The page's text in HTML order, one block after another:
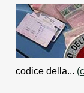
codice della...